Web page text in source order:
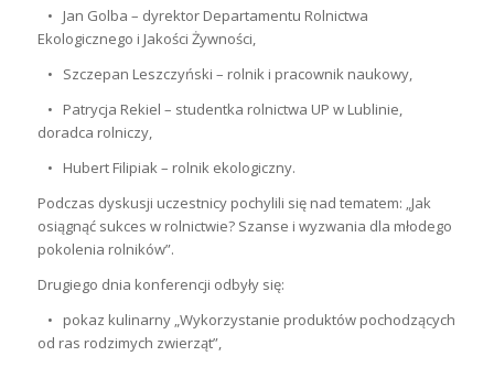
• Jan Golba – dyrektor Departamentu Rolnictwa
Ekologicznego i Jakości Żywności,
• Szczepan Leszczyński – rolnik i pracownik naukowy,
• Patrycja Rekiel – studentka rolnictwa UP w Lublinie,
doradca rolniczy,
• Hubert Filipiak – rolnik ekologiczny.
Podczas dyskusji uczestnicy pochylili się nad tematem: „Jak
osiągnąć sukces w rolnictwie? Szanse i wyzwania dla młodego
pokolenia rolników”.
Drugiego dnia konferencji odbyły się:
• pokaz kulinarny „Wykorzystanie produktów pochodzących
od ras rodzimych zwierząt”,